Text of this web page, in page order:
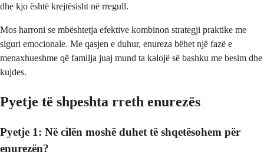
dhe kjo është krejtësisht në rregull.
Mos harroni se mbështetja efektive kombinon strategji praktike me
siguri emocionale. Me qasjen e duhur, enureza bëhet një fazë e
menaxhueshme që familja juaj mund ta kalojë së bashku me besim dhe
kujdes.
Pyetje të shpeshta rreth enurezës
Pyetje 1: Në cilën moshë duhet të shqetësohem për
enurezën?